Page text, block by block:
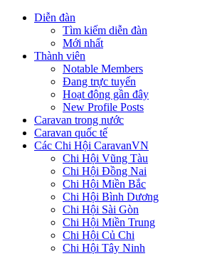
Diễn đàn
Tìm kiếm diễn đàn
Mới nhất
Thành viên
Notable Members
Đang trực tuyến
Hoạt động gần đây
New Profile Posts
Caravan trong nước
Caravan quốc tế
Các Chi Hội CaravanVN
Chi Hội Vũng Tàu
Chi Hội Đồng Nai
Chi Hội Miền Bắc
Chi Hội Bình Dương
Chi Hội Sài Gòn
Chi Hội Miền Trung
Chi Hội Củ Chi
Chi Hội Tây Ninh